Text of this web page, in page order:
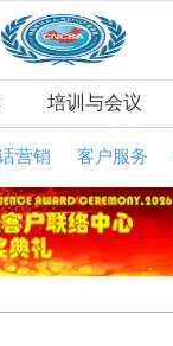
培训与会议
营销 客户服务